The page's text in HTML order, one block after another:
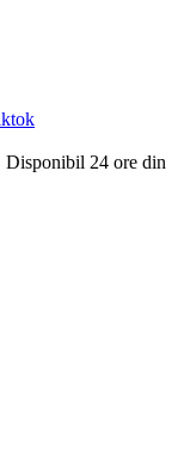
Disponibil 24 ore din